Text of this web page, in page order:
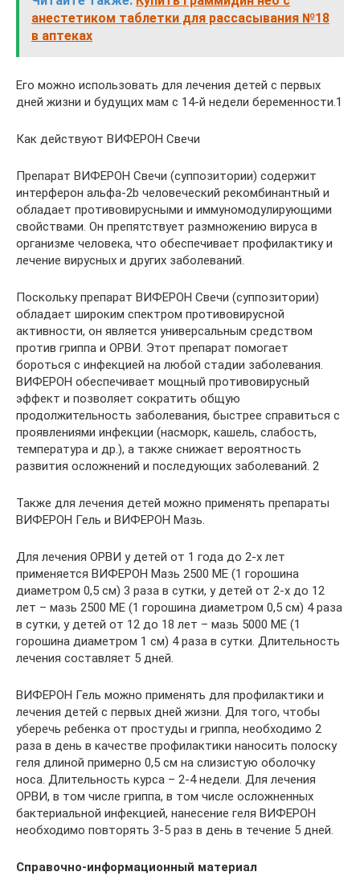
анестетиком таблетки для рассасывания №18
в аптеках
Его можно использовать для лечения детей с первых
дней жизни и будущих мам с 14-й недели беременности.1
Как действуют ВИФЕРОН Свечи
Препарат ВИФЕРОН Свечи (суппозитории) содержит
интерферон альфа-2b человеческий рекомбинантный и
обладает противовирусными и иммуномодулирующими
свойствами. Он препятствует размножению вируса в
организме человека, что обеспечивает профилактику и
лечение вирусных и других заболеваний.
Поскольку препарат ВИФЕРОН Свечи (суппозитории)
обладает широким спектром противовирусной
активности, он является универсальным средством
против гриппа и ОРВИ. Этот препарат помогает
бороться с инфекцией на любой стадии заболевания.
ВИФЕРОН обеспечивает мощный противовирусный
эффект и позволяет сократить общую
продолжительность заболевания, быстрее справиться с
проявлениями инфекции (насморк, кашель, слабость,
температура и др.), а также снижает вероятность
развития осложнений и последующих заболеваний. 2
Также для лечения детей можно применять препараты
ВИФЕРОН Гель и ВИФЕРОН Мазь.
Для лечения ОРВИ у детей от 1 года до 2-х лет
применяется ВИФЕРОН Мазь 2500 МЕ (1 горошина
диаметром 0,5 см) 3 раза в сутки, у детей от 2-х до 12
лет – мазь 2500 МЕ (1 горошина диаметром 0,5 см) 4 раза
в сутки, у детей от 12 до 18 лет – мазь 5000 МЕ (1
горошина диаметром 1 см) 4 раза в сутки. Длительность
лечения составляет 5 дней.
ВИФЕРОН Гель можно применять для профилактики и
лечения детей с первых дней жизни. Для того, чтобы
уберечь ребенка от простуды и гриппа, необходимо 2
раза в день в качестве профилактики наносить полоску
геля длиной примерно 0,5 см на слизистую оболочку
носа. Длительность курса – 2-4 недели. Для лечения
ОРВИ, в том числе гриппа, в том числе осложненных
бактериальной инфекцией, нанесение геля ВИФЕРОН
необходимо повторять 3-5 раз в день в течение 5 дней.
Справочно-информационный материал